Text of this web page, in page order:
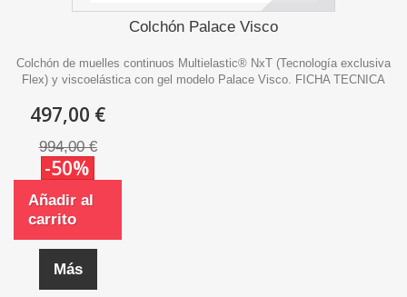
Colchón Palace Visco
Colchón de muelles continuos Multielastic® NxT (Tecnología exclusiva
Flex) y viscoelástica con gel modelo Palace Visco. FICHA TECNICA
497,00 €
994,00 €
-50%
Añadir al
carrito
Más